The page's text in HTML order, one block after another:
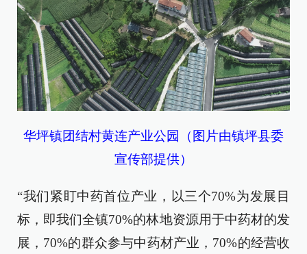
华坪镇团结村黄连产业公园（图片由镇坪县委
宣传部提供）
“我们紧盯中药首位产业，以三个70%为发展目
标，即我们全镇70%的林地资源用于中药材的发
展，70%的群众参与中药材产业，70%的经营收